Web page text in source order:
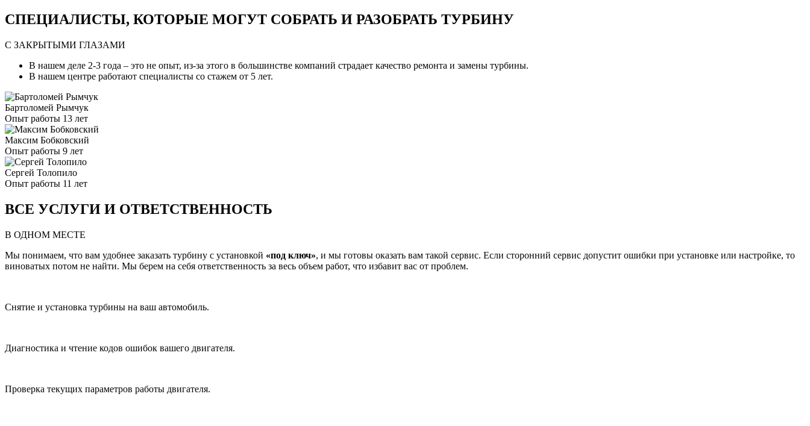
СПЕЦИАЛИСТЫ, КОТОРЫЕ МОГУТ СОБРАТЬ И РАЗОБРАТЬ ТУРБИНУ
С ЗАКРЫТЫМИ ГЛАЗАМИ
В нашем деле 2-3 года – это не опыт, из-за этого в большинстве компаний страдает качество ремонта и замены турбины.
В нашем центре работают специалисты со стажем от 5 лет.
Бартоломей Рымчук
Опыт работы 13 лет
Максим Бобковский
Опыт работы 9 лет
Сергей Толопило
Опыт работы 11 лет
ВСЕ УСЛУГИ И ОТВЕТСТВЕННОСТЬ
В ОДНОМ МЕСТЕ
Мы понимаем, что вам удобнее заказать турбину с установкой «под ключ», и мы готовы оказать вам такой сервис. Если сторонний сервис допустит ошибки при установке или настройке, то
виноватых потом не найти. Мы берем на себя ответственность за весь объем работ, что избавит вас от проблем.
Снятие и установка турбины на ваш автомобиль.
Диагностика и чтение кодов ошибок вашего двигателя.
Проверка текущих параметров работы двигателя.